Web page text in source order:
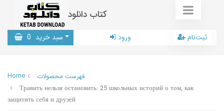
کتاب دانلود
سبد خرید 0 ورود ثبت‌نام
Home
فهرست محصولات
Травить нельзя остановить: 25 школьных историй о том, как
защитить себя и друзей